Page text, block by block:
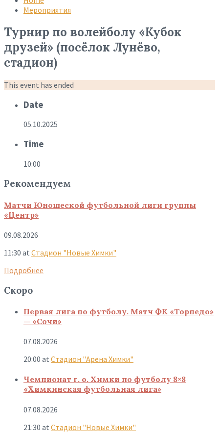
Мероприятия
Турнир по волейболу «Кубок
друзей» (посёлок Лунёво,
стадион)
This event has ended
Date
05.10.2025
Time
10:00
Рекомендуем
Матчи Юношеской футбольной лиги группы
«Центр»
09.08.2026
11:30 at Стадион "Новые Химки"
Подробнее
Скоро
Первая лига по футболу. Матч ФК «Торпедо»
— «Сочи»
07.08.2026
20:00 at Стадион "Арена Химки"
Чемпионат г. о. Химки по футболу 8×8
«Химкинская футбольная лига»
07.08.2026
21:30 at Стадион "Новые Химки"